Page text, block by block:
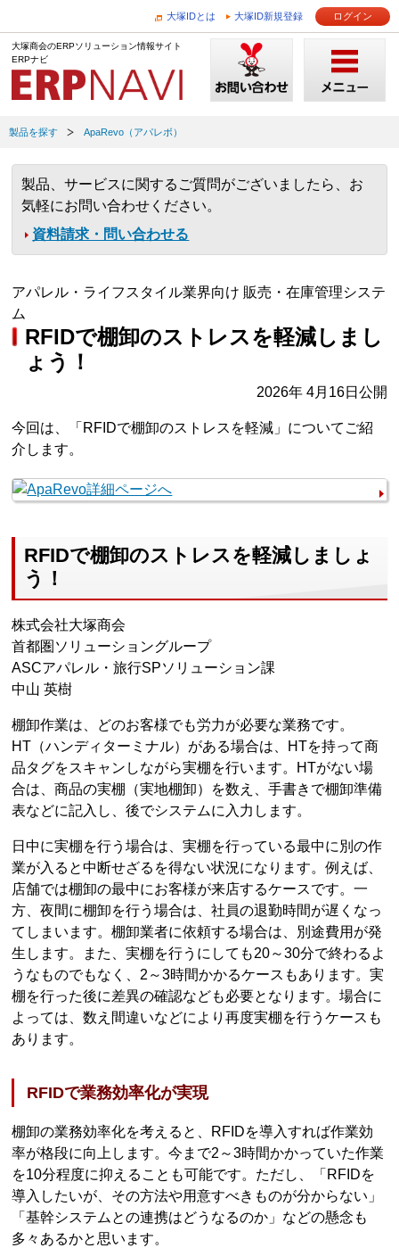
大塚IDとは 大塚ID新規登録 ログイン
大塚商会のERPソリューション情報サイト
ERPナビ
製品を探す ApaRevo（アパレボ）
製品、サービスに関するご質問がございましたら、お
気軽にお問い合わせください。
資料請求・問い合わせる
アパレル・ライフスタイル業界向け 販売・在庫管理システ
ム
RFIDで棚卸のストレスを軽減しまし
ょう！
2026年 4月16日公開
今回は、「RFIDで棚卸のストレスを軽減」についてご紹
介します。
RFIDで棚卸のストレスを軽減しましょ
う！
株式会社大塚商会
首都圏ソリューショングループ
ASCアパレル・旅行SPソリューション課
中山 英樹
棚卸作業は、どのお客様でも労力が必要な業務です。
HT（ハンディターミナル）がある場合は、HTを持って商
品タグをスキャンしながら実棚を行います。HTがない場
合は、商品の実棚（実地棚卸）を数え、手書きで棚卸準備
表などに記入し、後でシステムに入力します。
日中に実棚を行う場合は、実棚を行っている最中に別の作
業が入ると中断せざるを得ない状況になります。例えば、
店舗では棚卸の最中にお客様が来店するケースです。一
方、夜間に棚卸を行う場合は、社員の退勤時間が遅くなっ
てしまいます。棚卸業者に依頼する場合は、別途費用が発
生します。また、実棚を行うにしても20～30分で終わるよ
うなものでもなく、2～3時間かかるケースもあります。実
棚を行った後に差異の確認なども必要となります。場合に
よっては、数え間違いなどにより再度実棚を行うケースも
あります。
RFIDで業務効率化が実現
棚卸の業務効率化を考えると、RFIDを導入すれば作業効
率が格段に向上します。今まで2～3時間かかっていた作業
を10分程度に抑えることも可能です。ただし、「RFIDを
導入したいが、その方法や用意すべきものが分からない」
「基幹システムとの連携はどうなるのか」などの懸念も
多々あるかと思います。